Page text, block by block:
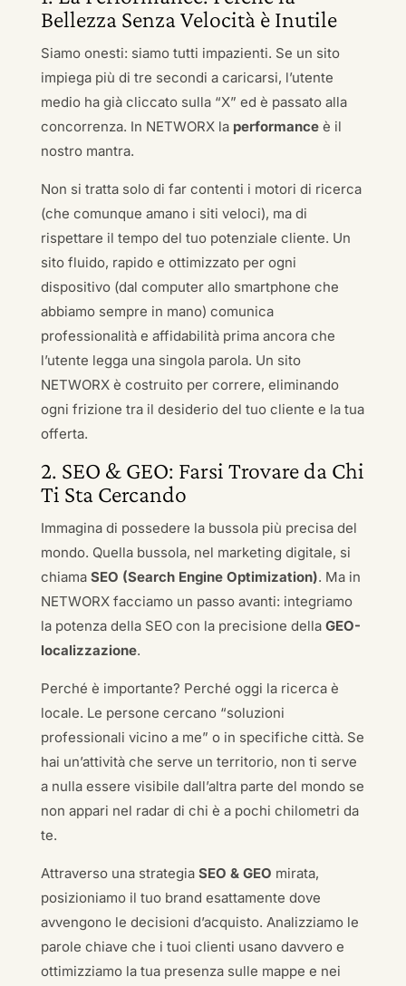
Bellezza Senza Velocità è Inutile
Siamo onesti: siamo tutti impazienti. Se un sito
impiega più di tre secondi a caricarsi, l’utente
medio ha già cliccato sulla “X” ed è passato alla
concorrenza. In NETWORX la performanceè il
nostro mantra.
Non si tratta solo di far contenti i motori di ricerca
(che comunque amano i siti veloci), ma di
rispettare il tempo del tuo potenziale cliente. Un
sito fluido, rapido e ottimizzato per ogni
dispositivo (dal computer allo smartphone che
abbiamo sempre in mano) comunica
professionalità e affidabilità prima ancora che
l’utente legga una singola parola. Un sito
NETWORX è costruito per correre, eliminando
ogni frizione tra il desiderio del tuo cliente e la tua
offerta.
2. SEO & GEO: Farsi Trovare da Chi
Ti Sta Cercando
Immagina di possedere la bussola più precisa del
mondo. Quella bussola, nel marketing digitale, si
chiama SEO (Search Engine Optimization). Ma in
NETWORX facciamo un passo avanti: integriamo
la potenza della SEO con la precisione della GEO-
localizzazione.
Perché è importante? Perché oggi la ricerca è
locale. Le persone cercano “soluzioni
professionali vicino a me” o in specifiche città. Se
hai un’attività che serve un territorio, non ti serve
a nulla essere visibile dall’altra parte del mondo se
non appari nel radar di chi è a pochi chilometri da
te.
Attraverso una strategia SEO & GEO mirata,
posizioniamo il tuo brand esattamente dove
avvengono le decisioni d’acquisto. Analizziamo le
parole chiave che i tuoi clienti usano davvero e
ottimizziamo la tua presenza sulle mappe e nei